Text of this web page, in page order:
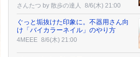
さんたつ by 散歩の達人 8/6(木) 21:00
ぐっと垢抜けた印象に。不器用さん向
け「バイカラーネイル」のやり方
4MEEE 8/6(木) 21:00